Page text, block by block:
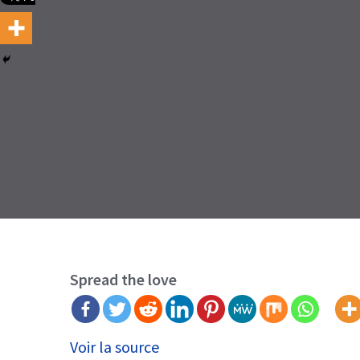
Spread the love
Voir la source